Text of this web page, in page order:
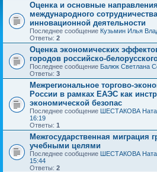
Оценка и основные
международного
инновационной деятельности
Последнее сообщение Кузьмин Илья
Ответы: 2
Оценка экономических
городов российско-
Последнее сообщение Балюк Светлана
Ответы: 3
Межрегиональное торгово-
России в рамках ЕАЭС как
экономической безопас
Последнее сообщение ШЕСТАКОВА
16:19
Ответы: 1
Межгосударственная миграция
учебными целями
Последнее сообщение ШЕСТАКОВА
15:44
Ответы: 2